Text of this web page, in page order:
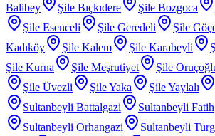
Balibey
Şile Bıçkıdere Şile Bozgoca
Şile Esenceli
Şile Geredeli Şile
Kadıköy
Şile Kalem Şile Karabeyli
Şile Kurna
Şile Meşrutiyet Şile
Şile Üvezli
Şile Yaka Şile Yaylalı
Sultanbeyli Battalgazi
Sultanbeyli Fatih
Sultanbeyli Orhangazi
Sultanbeyli